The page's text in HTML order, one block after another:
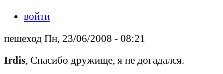
войти
пешеход Пн, 23/06/2008 - 08:21
Irdis, Спасибо дружище, я не догадался.